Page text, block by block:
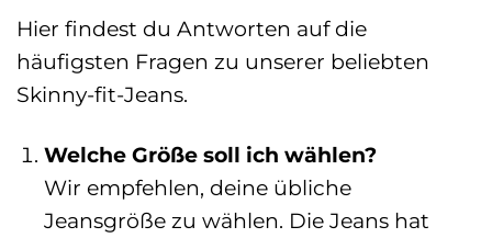
Hier findest du Antworten auf die
häufigsten Fragen zu unserer beliebten
Skinny-fit-Jeans.
Welche Größe soll ich wählen?
Wir empfehlen, deine übliche
Jeansgröße zu wählen. Die Jeans hat